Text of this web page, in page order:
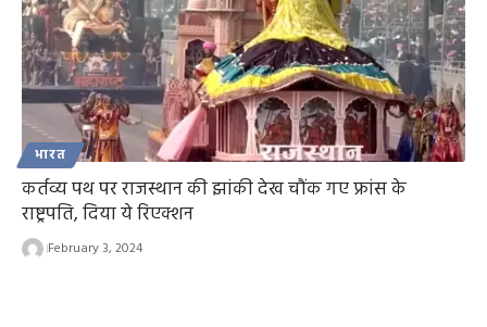
भारत
कर्तव्य पथ पर राजस्थान की झांकी देख चौंक गए फ्रांस के
राष्ट्रपति, दिया ये रिएक्शन
February 3, 2024